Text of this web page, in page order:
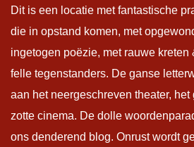
Dit is een locatie met fantastische
die in opstand komen, met
ingetogen poëzie, met rauwe kreten
felle tegenstanders. De ganse
aan het neergeschreven theater,
zotte cinema. De dolle
ons denderend blog. Onrust wordt